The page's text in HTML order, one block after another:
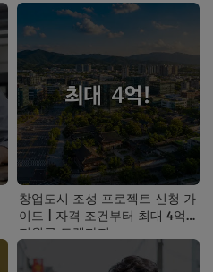
창업도시 조성 프로젝트 신청 가
이드 | 자격 조건부터 최대 4억
지원금 트랙까지